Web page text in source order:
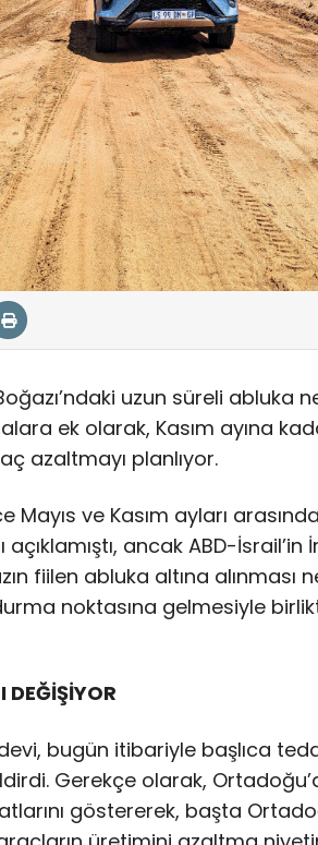
uzun süreli abluka
ek olarak, Kasım ayına
azaltmayı planlıyor.
ve Kasım ayları
ancak ABD-İsrail’in
fiilen abluka altına alınması
durma noktasına gelmesiyle
DEĞİŞİYOR
bugün itibariyle başlıca
Gerekçe olarak,
göstererek, başta